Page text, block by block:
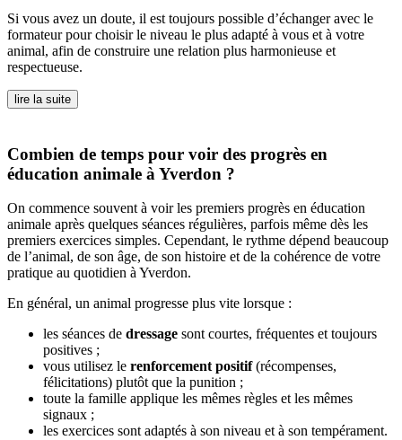
Si vous avez un doute, il est toujours possible d’échanger avec le
formateur pour choisir le niveau le plus adapté à vous et à votre
animal, afin de construire une relation plus harmonieuse et
respectueuse.
lire la suite
Combien de temps pour voir des progrès en
éducation animale à Yverdon ?
On commence souvent à voir les premiers progrès en éducation
animale après quelques séances régulières, parfois même dès les
premiers exercices simples. Cependant, le rythme dépend beaucoup
de l’animal, de son âge, de son histoire et de la cohérence de votre
pratique au quotidien à Yverdon.
En général, un animal progresse plus vite lorsque :
les séances de dressage sont courtes, fréquentes et toujours
positives ;
vous utilisez le renforcement positif(récompenses,
félicitations) plutôt que la punition ;
toute la famille applique les mêmes règles et les mêmes
signaux ;
les exercices sont adaptés à son niveau et à son tempérament.